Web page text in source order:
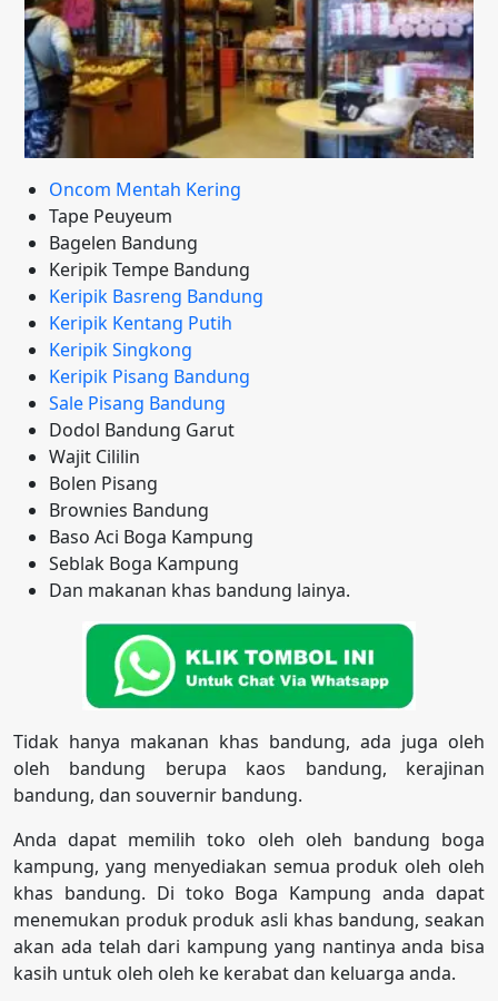
Oncom Mentah Kering
Tape Peuyeum
Bagelen Bandung
Keripik Tempe Bandung
Keripik Basreng Bandung
Keripik Kentang Putih
Keripik Singkong
Keripik Pisang Bandung
Sale Pisang Bandung
Dodol Bandung Garut
Wajit Cililin
Bolen Pisang
Brownies Bandung
Baso Aci Boga Kampung
Seblak Boga Kampung
Dan makanan khas bandung lainya.
Tidak hanya makanan khas bandung, ada juga oleh
oleh bandung berupa kaos bandung, kerajinan
bandung, dan souvernir bandung.
Anda dapat memilih toko oleh oleh bandung boga
kampung, yang menyediakan semua produk oleh oleh
khas bandung. Di toko Boga Kampung anda dapat
menemukan produk produk asli khas bandung, seakan
akan ada telah dari kampung yang nantinya anda bisa
kasih untuk oleh oleh ke kerabat dan keluarga anda.